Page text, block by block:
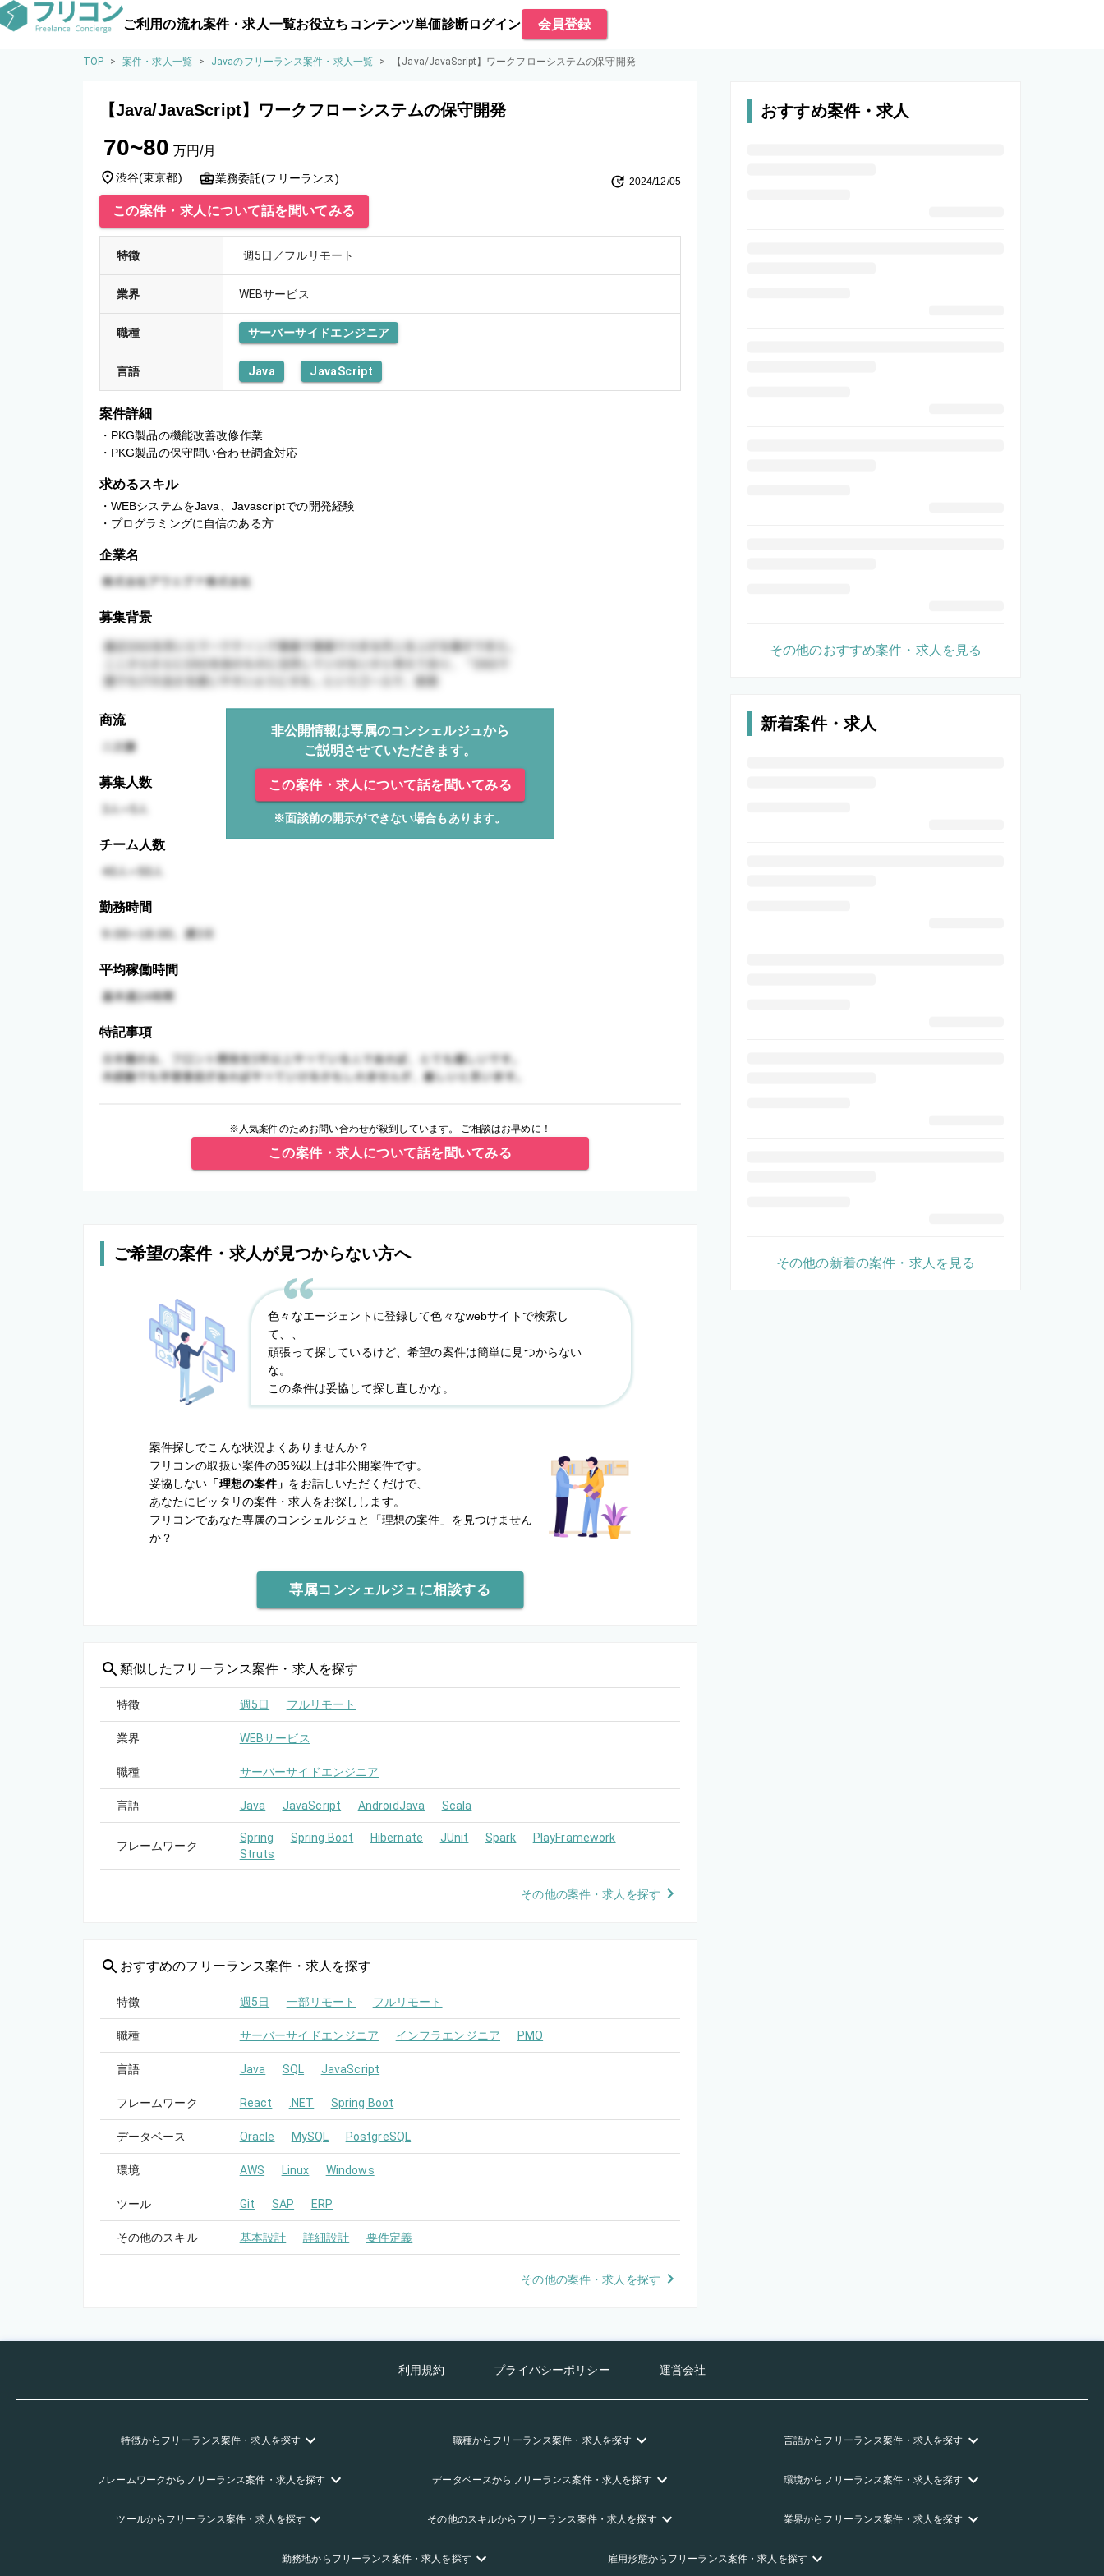
ご利用の流れ案件・求人一覧お役立ちコンテンツ単価診断ログイン 会員登録
TOP > 案件・求人一覧 > Javaのフリーランス案件・求人一覧 > 【Java/JavaScript】ワークフローシステムの保守開発
【Java/JavaScript】ワークフローシステムの保守開発
70~80 万円/月
渋谷(東京都) 業務委託(フリーランス) 2024/12/05
この案件・求人について話を聞いてみる
特徴 週5日／フルリモート
業界 WEBサービス
職種 サーバーサイドエンジニア
言語 Java JavaScript
案件詳細
・PKG製品の機能改善改修作業
・PKG製品の保守問い合わせ調査対応
求めるスキル
・WEBシステムをJava、Javascriptでの開発経験
・プログラミングに自信のある方
企業名
募集背景
商流
非公開情報は専属のコンシェルジュから
ご説明させていただきます。
この案件・求人について話を聞いてみる
※面談前の開示ができない場合もあります。
募集人数
チーム人数
勤務時間
平均稼働時間
特記事項
※人気案件のためお問い合わせが殺到しています。 ご相談はお早めに！
この案件・求人について話を聞いてみる
ご希望の案件・求人が見つからない方へ
色々なエージェントに登録して色々なwebサイトで検索し
て、、
頑張って探しているけど、希望の案件は簡単に見つからない
な。
この条件は妥協して探し直しかな。
案件探しでこんな状況よくありませんか？
フリコンの取扱い案件の85%以上は非公開案件です。
妥協しない 「理想の案件」 をお話しいただくだけで、
あなたにピッタリの案件・求人をお探しします。
フリコンであなた専属のコンシェルジュと
「理想の案件」を見つけません
か？
専属コンシェルジュに相談する
類似したフリーランス案件・求人を探す
特徴 週5日 フルリモート
業界 WEBサービス
職種 サーバーサイドエンジニア
言語 Java JavaScript AndroidJava Scala
フレームワーク
Spring Spring Boot Hibernate JUnit Spark
PlayFramework
Struts
その他の案件・求人を探す
おすすめのフリーランス案件・求人を探す
特徴 週5日 一部リモート フルリモート
職種 サーバーサイドエンジニア インフラエンジニア PMO
言語 Java SQL JavaScript
フレームワーク React .NET Spring Boot
データベース Oracle MySQL PostgreSQL
環境 AWS Linux Windows
ツール Git SAP ERP
その他のスキル 基本設計 詳細設計 要件定義
その他の案件・求人を探す
おすすめ案件・求人
その他のおすすめ案件・求人を見る
新着案件・求人
その他の新着の案件・求人を見る
利用規約 プライバシーポリシー 運営会社
特徴からフリーランス案件・求人を探す 職種からフリーランス案件・求人を探す 言語からフリーランス案件・求人を探す
フレームワークからフリーランス案件・求人を探す データベースからフリーランス案件・求人を探す 環境からフリーランス案件・求人を探す
ツールからフリーランス案件・求人を探す その他のスキルからフリーランス案件・求人を探す 業界からフリーランス案件・求人を探す
勤務地からフリーランス案件・求人を探す 雇用形態からフリーランス案件・求人を探す